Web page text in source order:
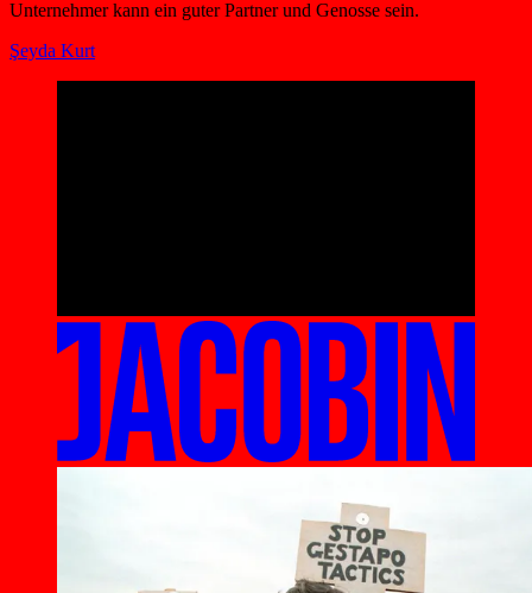
Unternehmer kann ein guter Partner und Genosse sein.
Şeyda Kurt